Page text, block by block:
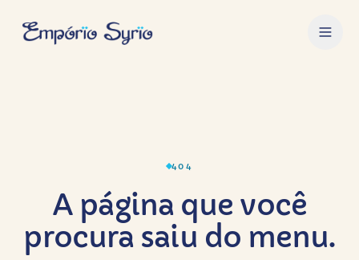
404
A página que você
procura saiu do menu.